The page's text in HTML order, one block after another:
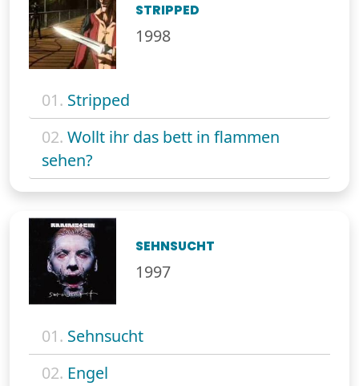
STRIPPED
1998
01. Stripped
02. Wollt ihr das bett in flammen
sehen?
SEHNSUCHT
1997
01. Sehnsucht
02. Engel